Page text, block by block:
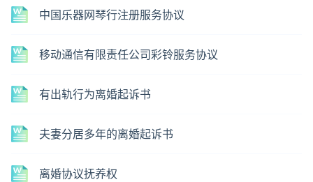
中国乐器网琴行注册服务协议
移动通信有限责任公司彩铃服务协议
有出轨行为离婚起诉书
夫妻分居多年的离婚起诉书
离婚协议抚养权